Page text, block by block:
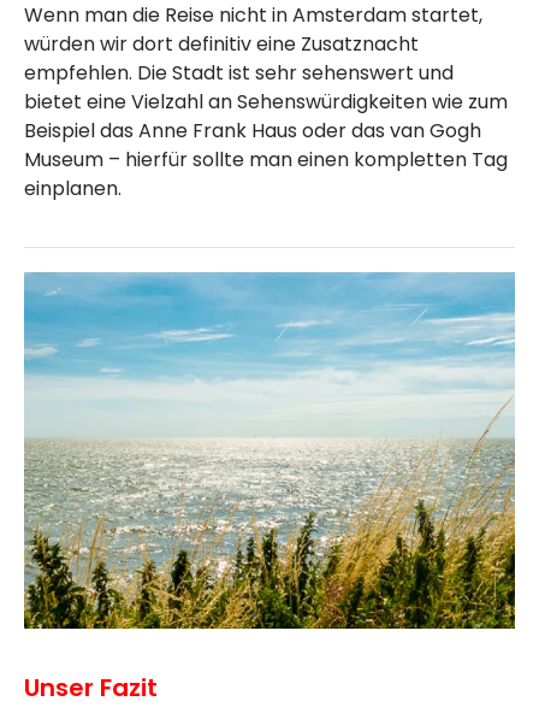
Wenn man die Reise nicht in Amsterdam startet,
würden wir dort definitiv eine Zusatznacht
empfehlen. Die Stadt ist sehr sehenswert und
bietet eine Vielzahl an Sehenswürdigkeiten wie zum
Beispiel das Anne Frank Haus oder das van Gogh
Museum – hierfür sollte man einen kompletten Tag
einplanen.
Unser Fazit